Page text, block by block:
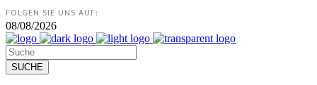
FOLGEN SIE UNS AUF:
08/08/2026